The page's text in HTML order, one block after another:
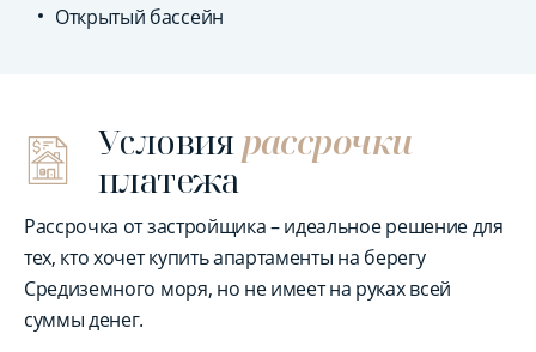
Открытый бассейн
Условиярассрочки
платежа
Рассрочка от застройщика – идеальное решение для
тех, кто хочет купить апартаменты на берегу
Средиземного моря, но не имеет на руках всей
суммы денег.